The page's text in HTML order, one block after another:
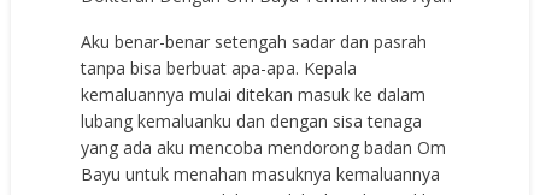
Aku benar-benar setengah sadar dan pasrah
tanpa bisa berbuat apa-apa. Kepala
kemaluannya mulai ditekan masuk ke dalam
lubang kemaluanku dan dengan sisa tenaga
yang ada aku mencoba mendorong badan Om
Bayu untuk menahan masuknya kemaluannya